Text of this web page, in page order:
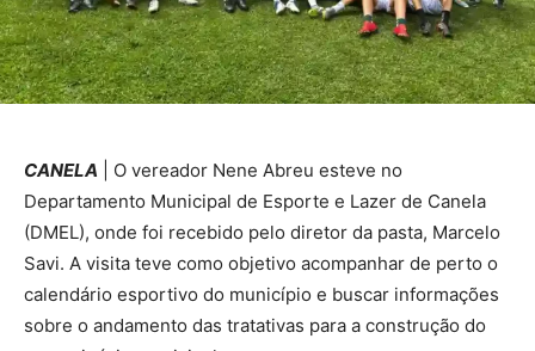
CANELA | O vereador Nene Abreu esteve no
Departamento Municipal de Esporte e Lazer de Canela
(DMEL), onde foi recebido pelo diretor da pasta, Marcelo
Savi. A visita teve como objetivo acompanhar de perto o
calendário esportivo do município e buscar informações
sobre o andamento das tratativas para a construção do